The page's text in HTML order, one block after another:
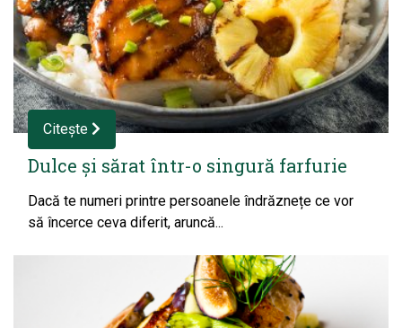
Citește
Dulce și sărat într-o singură farfurie
Dacă te numeri printre persoanele îndrăznețe ce vor
să încerce ceva diferit, aruncă...